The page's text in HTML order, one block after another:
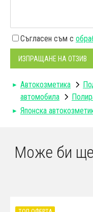
Съгласен съм с
ИЗПРАЩАНЕ НА ОТЗИВ
Автокозметика
автомобила
Японска
Може би ще